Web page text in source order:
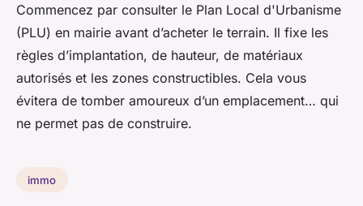
Commencez par consulter le Plan Local d'Urbanisme
(PLU) en mairie avant d’acheter le terrain. Il fixe les
règles d’implantation, de hauteur, de matériaux
autorisés et les zones constructibles. Cela vous
évitera de tomber amoureux d’un emplacement… qui
ne permet pas de construire.
immo